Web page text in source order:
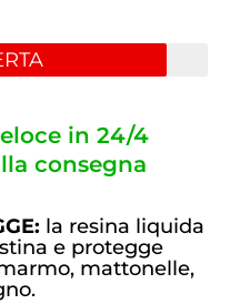
in 24/4
consegna
la resina liquida
e protegge
mattonelle,